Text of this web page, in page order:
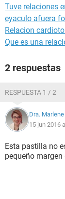
Tuve relaciones
eyaculo afuera
Relacion
Que es una
2 respuestas
RESPUESTA 1 / 2
Dra.
15 jun 2016
Esta pastilla no
pequeño margen